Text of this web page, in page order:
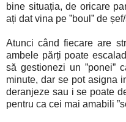
bine situația, de oricare
ați dat vina pe ”boul” de
Atunci când fiecare are
ambele părți poate
să gestionezi un ”ponei”
minute, dar se pot asigna
deranjeze sau i se poate
pentru ca cei mai amabili